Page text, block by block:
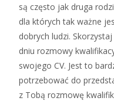
są często jak druga
dla których tak ważne
dobrych ludzi.
dniu rozmowy
swojego CV. Jest to
potrzebować do
z Tobą rozmowę